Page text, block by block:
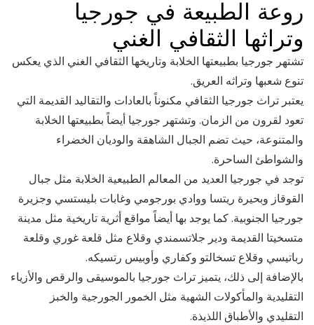
روعة الطبيعة في جورجيا
وتراثها الثقافي الغني
تشتهر جورجيا بطبيعتها الخلابة وتاريخها الثقافي الغني الذي يعكس
تنوع شعبها وتراثه العريق.
يعتبر تراث جورجيا الثقافي مكنوناً بالعادات والتقاليد القديمة التي
تعود لقرون من الزمان. وتشتهر جورجيا أيضاً بطبيعتها الخلابة
والمتنوعة، حيث تضم الجبال الشاهقة والوديان الخضراء
والشواطئ الساحرة.
توجد في جورجيا العديد من المعالم الطبيعية الخلابة مثل جبال
القوقاز وبحيرة ريتسا ووادي بورجومي وغابات بليستسي وجزيرة
جورجيا الجنوبية. كما يوجد بها أيضاً مواقع أثرية تاريخية مثل مدينة
متسخيتا القديمة ودير جلاتسمندي وقلاع مثل قلعة غوري وقلعة
رباتيسي وقلاع تسخالتو وكفاري وأوبيس رتسيكه.
بالإضافة إلى ذلك، يتميز تراث جورجيا بالموسيقى والرقص والأزياء
التقليدية والمأكولات الشهية مثل الخمور الجورجية والخبز
التقليدي والأطباق اللذيذة.